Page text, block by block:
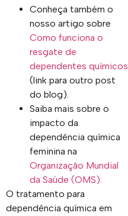
Conheça também o
nosso artigo sobre
Como funciona o
resgate de
dependentes químicos
(link para outro post
do blog).
Saiba mais sobre o
impacto da
dependência química
feminina na
Organização Mundial
da Saúde (OMS).
O tratamento para
dependência química em